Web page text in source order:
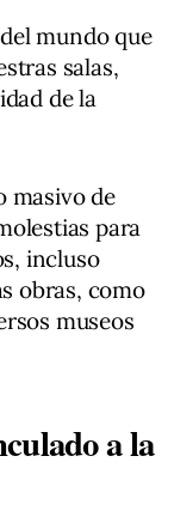
mundo que
salas,
de la
masivo de
para
incluso
obras, como
museos
a la